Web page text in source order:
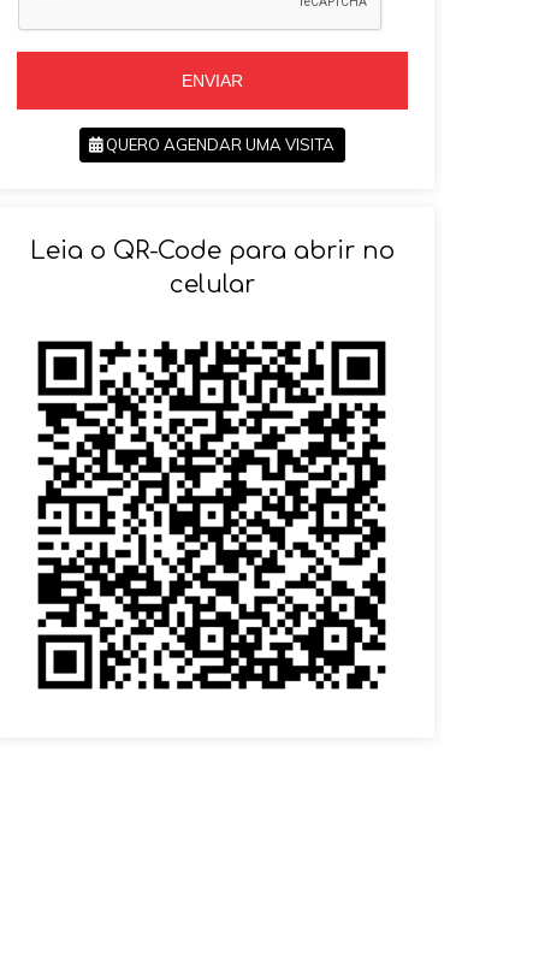
ENVIAR
QUERO AGENDAR UMA VISITA
VOLTAR
Leia o QR-Code para abrir no
celular